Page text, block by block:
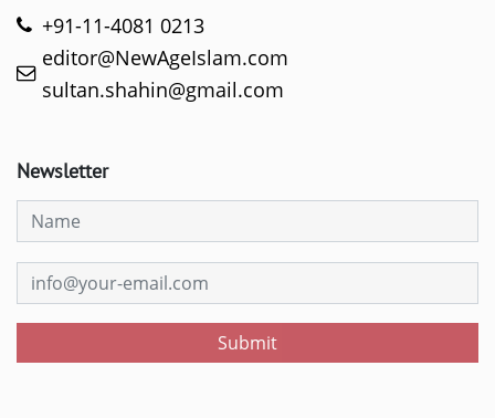
+91-11-4081 0213
editor@NewAgeIslam.com
sultan.shahin@gmail.com
Newsletter
Submit